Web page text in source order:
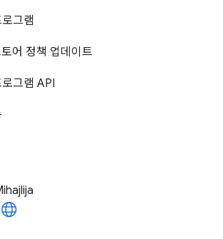
그램
어 정책 업데이트
그램 API